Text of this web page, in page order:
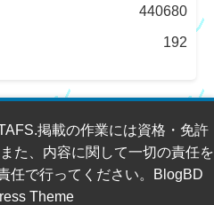
440680
192
掲載の作業には資格・免許
た、内容に関して一切の責任を
任で行ってください。BlogBD
Theme